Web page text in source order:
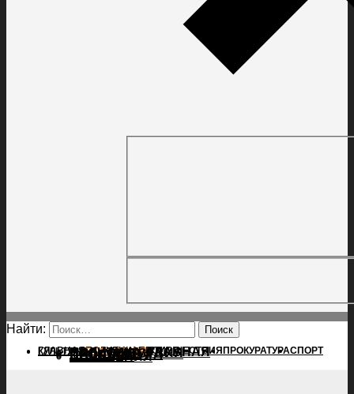
Найти:
ГЛАВНАЯПОЛИТИКАПРОИСШЕСТВИЯ ПРОКУРАТУРАСПОРТ
КУЛЬТУРАПОСЕЛЕНИЯГЛАВНАЯ
ПОЛИТИКА
ПРОИСШЕСТВИЯ
ПРОКУРАТУРА
СПОРТ
КУЛЬТУРА
ПОСЕЛЕНИЯ